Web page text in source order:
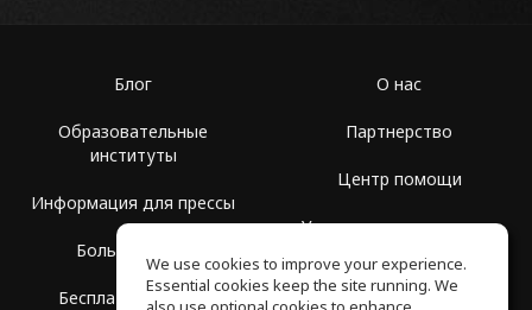
Блог
Образовательные
институты
Информация для прессы
Больше Групп
Бесплатная школа
О нас
Партнерство
Центр помощи
Условия использования
Политика
конфиденциальности
We use cookies to improve your experience.
Essential cookies keep the site running. We